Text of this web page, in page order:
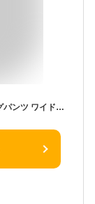
[RAMEMO] パンツスーツ レディースシャツ ロングパンツ ワイドパンツ セットアップ 母親 結婚式 フォーマル 刺繍 レース チャイナ風 襟付き 上下セット 50代 60代 70代 祖母 シニア カジュアル パープル